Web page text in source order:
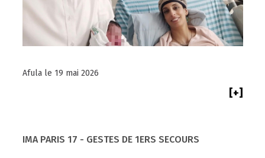
Afula le 19 mai 2026
[+]
IMA PARIS 17 - GESTES DE 1ERS SECOURS